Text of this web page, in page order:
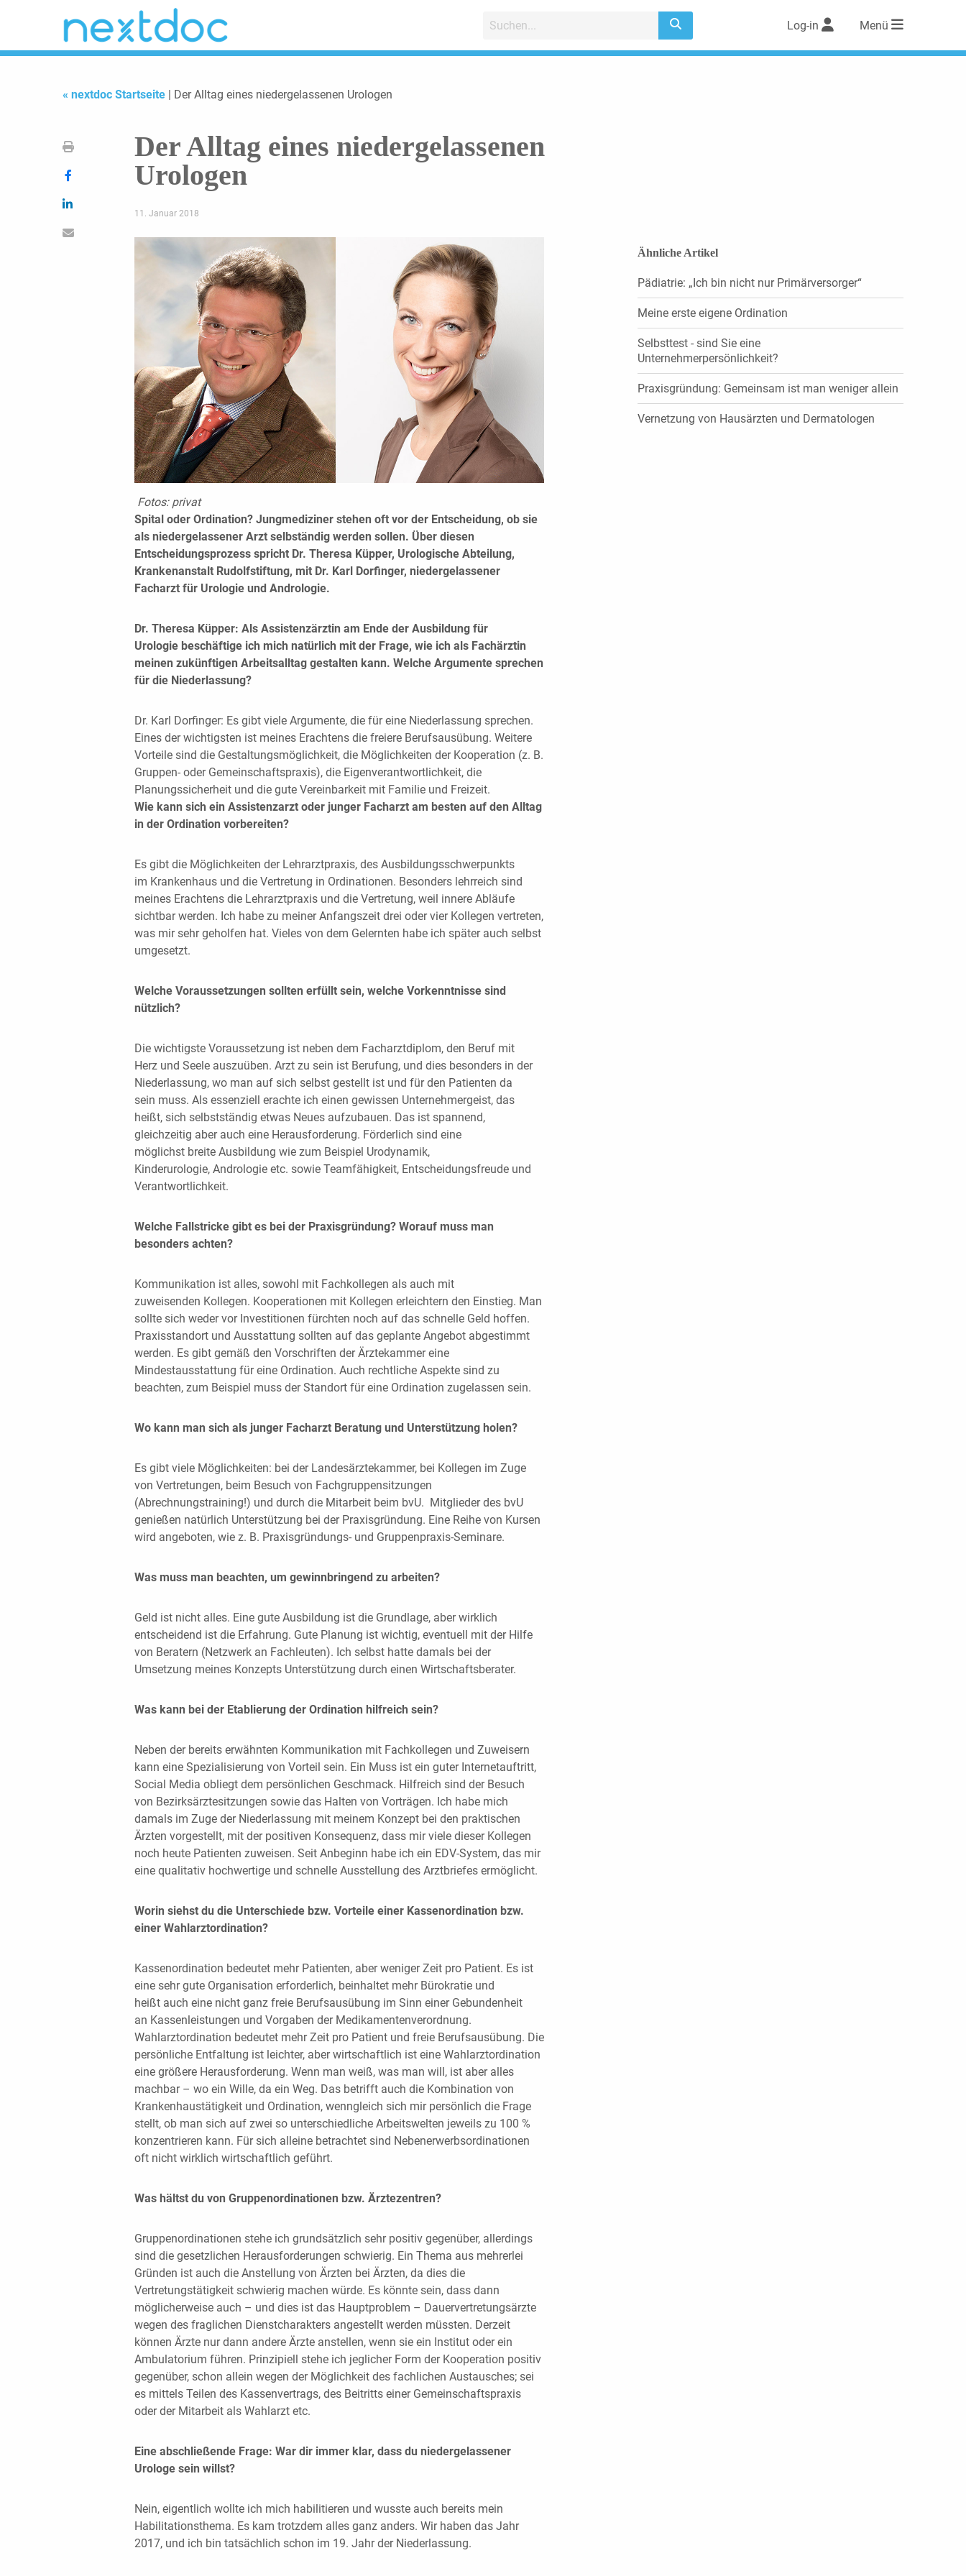
Log-in Menü
« nextdoc Startseite | Der Alltag eines niedergelassenen Urologen
Der Alltag eines niedergelassenen
Urologen
11. Januar 2018
Fotos: privat
Spital oder Ordination? Jungmediziner stehen oft vor der Entscheidung, ob sie
als niedergelassener Arzt selbständig werden sollen. Über diesen
Entscheidungsprozess spricht Dr. Theresa Küpper, Urologische Abteilung,
Krankenanstalt Rudolfstiftung, mit Dr. Karl Dorfinger, niedergelassener
Facharzt für Urologie und Andrologie.
Dr. Theresa Küpper: Als Assistenzärztin am Ende der Ausbildung für
Urologie beschäftige ich mich natürlich mit der Frage, wie ich als Fachärztin
meinen zukünftigen Arbeitsalltag gestalten kann. Welche Argumente sprechen
für die Niederlassung?
Dr. Karl Dorfinger: Es gibt viele Argumente, die für eine Niederlassung sprechen.
Eines der wichtigsten ist meines Erachtens die freiere Berufsausübung. Weitere
Vorteile sind die Gestaltungsmöglichkeit, die Möglichkeiten der Kooperation (z. B.
Gruppen- oder Gemeinschaftspraxis), die Eigenverantwortlichkeit, die
Planungssicherheit und die gute Vereinbarkeit mit Familie und Freizeit.
Wie kann sich ein Assistenzarzt oder junger Facharzt am besten auf den Alltag
in der Ordination vorbereiten?
Es gibt die Möglichkeiten der Lehrarztpraxis, des Ausbildungsschwerpunkts
im Krankenhaus und die Vertretung in Ordinationen. Besonders lehrreich sind
meines Erachtens die Lehrarztpraxis und die Vertretung, weil innere Abläufe
sichtbar werden. Ich habe zu meiner Anfangszeit drei oder vier Kollegen vertreten,
was mir sehr geholfen hat. Vieles von dem Gelernten habe ich später auch selbst
umgesetzt.
Welche Voraussetzungen sollten erfüllt sein, welche Vorkenntnisse sind
nützlich?
Die wichtigste Voraussetzung ist neben dem Facharztdiplom, den Beruf mit
Herz und Seele auszuüben. Arzt zu sein ist Berufung, und dies besonders in der
Niederlassung, wo man auf sich selbst gestellt ist und für den Patienten da
sein muss. Als essenziell erachte ich einen gewissen Unternehmergeist, das
heißt, sich selbstständig etwas Neues aufzubauen. Das ist spannend,
gleichzeitig aber auch eine Herausforderung. Förderlich sind eine
möglichst breite Ausbildung wie zum Beispiel Urodynamik,
Kinderurologie, Andrologie etc. sowie Teamfähigkeit, Entscheidungsfreude und
Verantwortlichkeit.
Welche Fallstricke gibt es bei der Praxisgründung? Worauf muss man
besonders achten?
Kommunikation ist alles, sowohl mit Fachkollegen als auch mit
zuweisenden Kollegen. Kooperationen mit Kollegen erleichtern den Einstieg. Man
sollte sich weder vor Investitionen fürchten noch auf das schnelle Geld hoffen.
Praxisstandort und Ausstattung sollten auf das geplante Angebot abgestimmt
werden. Es gibt gemäß den Vorschriften der Ärztekammer eine
Mindestausstattung für eine Ordination. Auch rechtliche Aspekte sind zu
beachten, zum Beispiel muss der Standort für eine Ordination zugelassen sein.
Wo kann man sich als junger Facharzt Beratung und Unterstützung holen?
Es gibt viele Möglichkeiten: bei der Landesärztekammer, bei Kollegen im Zuge
von Vertretungen, beim Besuch von Fachgruppensitzungen
(Abrechnungstraining!) und durch die Mitarbeit beim bvU. Mitglieder des bvU
genießen natürlich Unterstützung bei der Praxisgründung. Eine Reihe von Kursen
wird angeboten, wie z. B. Praxisgründungs- und Gruppenpraxis-Seminare.
Was muss man beachten, um gewinnbringend zu arbeiten?
Geld ist nicht alles. Eine gute Ausbildung ist die Grundlage, aber wirklich
entscheidend ist die Erfahrung. Gute Planung ist wichtig, eventuell mit der Hilfe
von Beratern (Netzwerk an Fachleuten). Ich selbst hatte damals bei der
Umsetzung meines Konzepts Unterstützung durch einen Wirtschaftsberater.
Was kann bei der Etablierung der Ordination hilfreich sein?
Neben der bereits erwähnten Kommunikation mit Fachkollegen und Zuweisern
kann eine Spezialisierung von Vorteil sein. Ein Muss ist ein guter Internetauftritt,
Social Media obliegt dem persönlichen Geschmack. Hilfreich sind der Besuch
von Bezirksärztesitzungen sowie das Halten von Vorträgen. Ich habe mich
damals im Zuge der Niederlassung mit meinem Konzept bei den praktischen
Ärzten vorgestellt, mit der positiven Konsequenz, dass mir viele dieser Kollegen
noch heute Patienten zuweisen. Seit Anbeginn habe ich ein EDV-System, das mir
eine qualitativ hochwertige und schnelle Ausstellung des Arztbriefes ermöglicht.
Worin siehst du die Unterschiede bzw. Vorteile einer Kassenordination bzw.
einer Wahlarztordination?
Kassenordination bedeutet mehr Patienten, aber weniger Zeit pro Patient. Es ist
eine sehr gute Organisation erforderlich, beinhaltet mehr Bürokratie und
heißt auch eine nicht ganz freie Berufsausübung im Sinn einer Gebundenheit
an Kassenleistungen und Vorgaben der Medikamentenverordnung.
Wahlarztordination bedeutet mehr Zeit pro Patient und freie Berufsausübung. Die
persönliche Entfaltung ist leichter, aber wirtschaftlich ist eine Wahlarztordination
eine größere Herausforderung. Wenn man weiß, was man will, ist aber alles
machbar – wo ein Wille, da ein Weg. Das betrifft auch die Kombination von
Krankenhaustätigkeit und Ordination, wenngleich sich mir persönlich die Frage
stellt, ob man sich auf zwei so unterschiedliche Arbeitswelten jeweils zu 100 %
konzentrieren kann. Für sich alleine betrachtet sind Nebenerwerbsordinationen
oft nicht wirklich wirtschaftlich geführt.
Was hältst du von Gruppenordinationen bzw. Ärztezentren?
Gruppenordinationen stehe ich grundsätzlich sehr positiv gegenüber, allerdings
sind die gesetzlichen Herausforderungen schwierig. Ein Thema aus mehrerlei
Gründen ist auch die Anstellung von Ärzten bei Ärzten, da dies die
Vertretungstätigkeit schwierig machen würde. Es könnte sein, dass dann
möglicherweise auch – und dies ist das Hauptproblem – Dauervertretungsärzte
wegen des fraglichen Dienstcharakters angestellt werden müssten. Derzeit
können Ärzte nur dann andere Ärzte anstellen, wenn sie ein Institut oder ein
Ambulatorium führen. Prinzipiell stehe ich jeglicher Form der Kooperation positiv
gegenüber, schon allein wegen der Möglichkeit des fachlichen Austausches; sei
es mittels Teilen des Kassenvertrags, des Beitritts einer Gemeinschaftspraxis
oder der Mitarbeit als Wahlarzt etc.
Eine abschließende Frage: War dir immer klar, dass du niedergelassener
Urologe sein willst?
Nein, eigentlich wollte ich mich habilitieren und wusste auch bereits mein
Habilitationsthema. Es kam trotzdem alles ganz anders. Wir haben das Jahr
2017, und ich bin tatsächlich schon im 19. Jahr der Niederlassung.
Ähnliche Artikel
Pädiatrie: „Ich bin nicht nur Primärversorger“
Meine erste eigene Ordination
Selbsttest - sind Sie eine
Unternehmerpersönlichkeit?
Praxisgründung: Gemeinsam ist man weniger allein
Vernetzung von Hausärzten und Dermatologen